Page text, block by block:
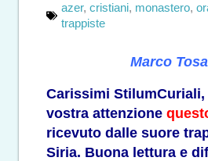
azer, cristiani, monastero,
trappiste
Marco
Carissimi
vostra attenzione
ricevuto dalle suore
Siria. Buona lettura e